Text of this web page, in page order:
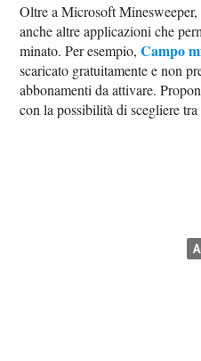
Oltre a Microsoft
anche altre applicazioni che
minato. Per esempio,Campo
scaricato gratuitamente e non
abbonamenti da attivare.
con la possibilità di scegliere